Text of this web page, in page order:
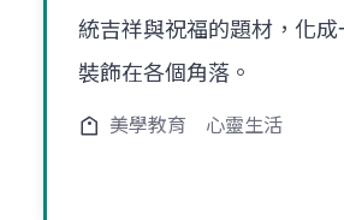
統吉祥與祝福的題材，化成
裝飾在各個角落。
美學教育 心靈生活